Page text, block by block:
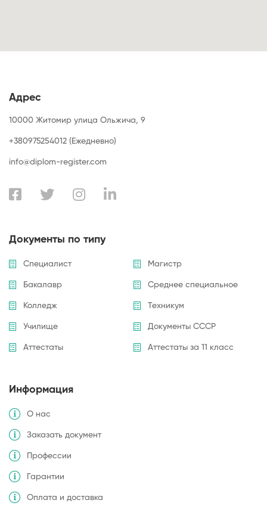
Адрес
10000 Житомир улица Ольжича, 9
+380975254012 (Ежедневно)
info@diplom-register.com
Документы по типу
Специалист Магистр
Бакалавр Среднее специальное
Колледж Техникум
Училище Документы СССР
Аттестаты Аттестаты за 11 класс
Информация
О нас
Заказать документ
Профессии
Гарантии
Оплата и доставка